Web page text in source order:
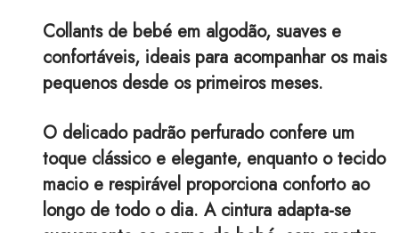
Collants de bebé em algodão, suaves e
confortáveis, ideais para acompanhar os mais
pequenos desde os primeiros meses.
O delicado padrão perfurado confere um
toque clássico e elegante, enquanto o tecido
macio e respirável proporciona conforto ao
longo de todo o dia. A cintura adapta-se